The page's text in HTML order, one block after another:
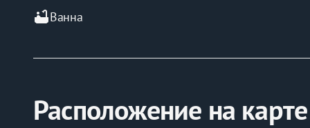
bathtubВанна
Расположение на карте